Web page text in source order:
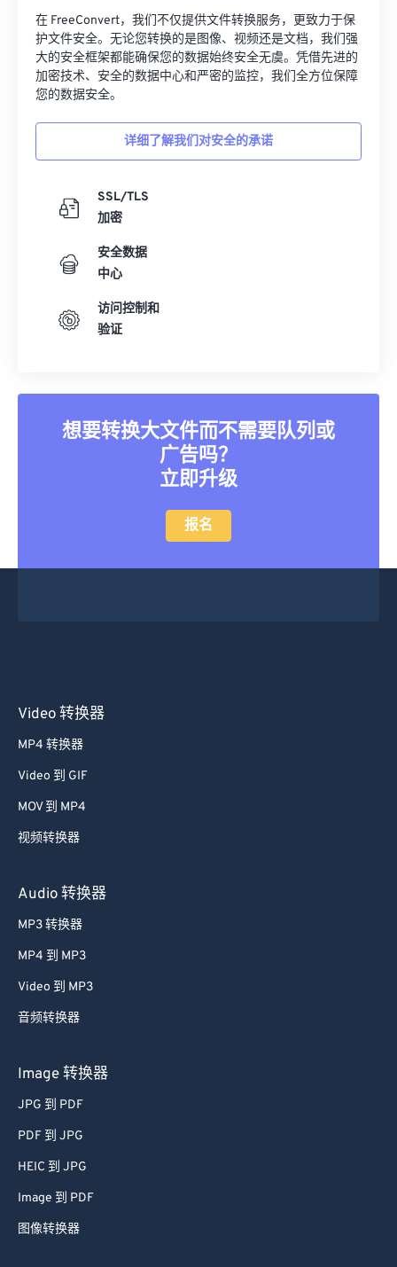
在 FreeConvert，我们不仅提供文件转换服务，更致力于保
护文件安全。无论您转换的是图像、视频还是文档，我们强
大的安全框架都能确保您的数据始终安全无虞。凭借先进的
加密技术、安全的数据中心和严密的监控，我们全方位保障
您的数据安全。
详细了解我们对安全的承诺
SSL/TLS
加密
安全数据
中心
访问控制和
验证
想要转换大文件而不需要队列或
广告吗？
立即升级
报名
Video 转换器
MP4 转换器
Video 到 GIF
MOV 到 MP4
视频转换器
Audio 转换器
MP3 转换器
MP4 到 MP3
Video 到 MP3
音频转换器
Image 转换器
JPG 到 PDF
PDF 到 JPG
HEIC 到 JPG
Image 到 PDF
图像转换器